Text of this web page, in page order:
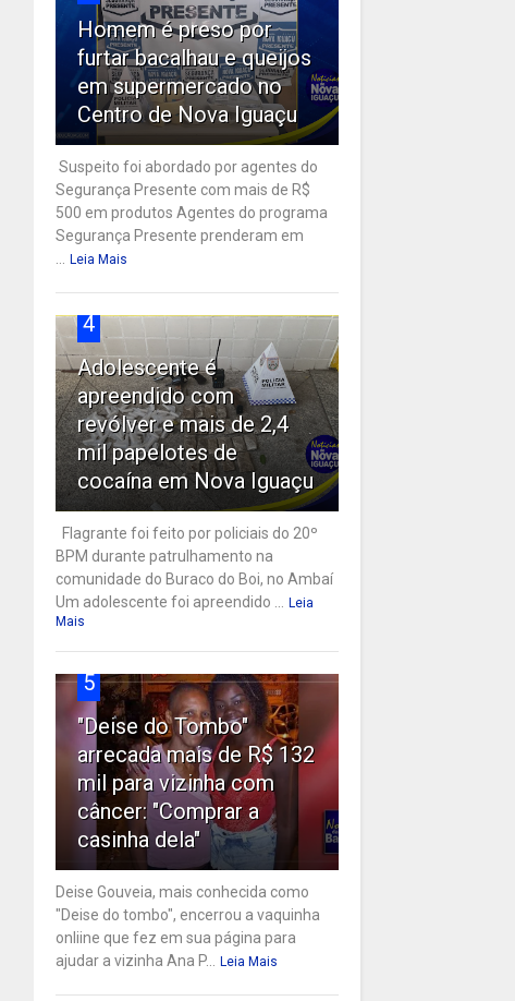
Homem é preso por
furtar bacalhau e queijos
em supermercado no
Centro de Nova Iguaçu
Suspeito foi abordado por agentes do
Segurança Presente com mais de R$
500 em produtos Agentes do programa
Segurança Presente prenderam em
Leia Mais
4
Adolescente é
apreendido com
revólver e mais de 2,4
mil papelotes de
cocaína em Nova Iguaçu
Flagrante foi feito por policiais do 20º
BPM durante patrulhamento na
comunidade do Buraco do Boi, no Ambaí
Um adolescente foi apreendido ...
Leia
Mais
5
"Deise do Tombo"
arrecada mais de R$ 132
mil para vizinha com
câncer: "Comprar a
casinha dela"
Deise Gouveia, mais conhecida como
"Deise do tombo", encerrou a vaquinha
onliine que fez em sua página para
ajudar a vizinha Ana P...
Leia Mais